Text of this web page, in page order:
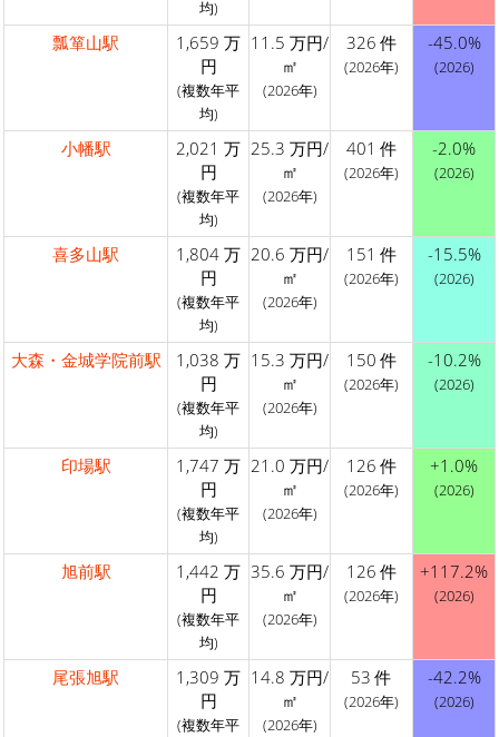
均)
瓢箪山駅
1,659 万
円
(複数年平
均)
11.5 万円/
㎡
(2026年)
326 件
(2026年)
-45.0%
(2026)
小幡駅
2,021 万
円
(複数年平
均)
25.3 万円/
㎡
(2026年)
401 件
(2026年)
-2.0%
(2026)
喜多山駅
1,804 万
円
(複数年平
均)
20.6 万円/
㎡
(2026年)
151 件
(2026年)
-15.5%
(2026)
大森・金城学院前駅
1,038 万
円
(複数年平
均)
15.3 万円/
㎡
(2026年)
150 件
(2026年)
-10.2%
(2026)
印場駅
1,747 万
円
(複数年平
均)
21.0 万円/
㎡
(2026年)
126 件
(2026年)
+1.0%
(2026)
旭前駅
1,442 万
円
(複数年平
均)
35.6 万円/
㎡
(2026年)
126 件
(2026年)
+117.2%
(2026)
尾張旭駅
1,309 万
円
(複数年平
14.8 万円/
㎡
(2026年)
53 件
(2026年)
-42.2%
(2026)